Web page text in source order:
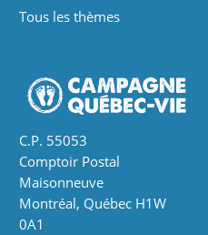
Tous les thèmes
C.P. 55053
Comptoir Postal
Maisonneuve
Montréal, Québec H1W
0A1